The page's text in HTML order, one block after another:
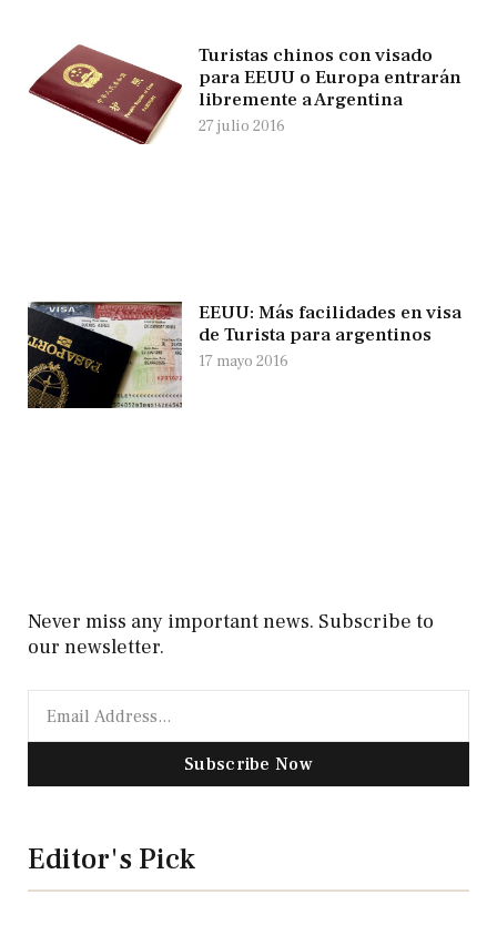
Turistas chinos con visado
para EEUU o Europa entrarán
libremente a Argentina
27 julio 2016
EEUU: Más facilidades en visa
de Turista para argentinos
17 mayo 2016
Never miss any important news. Subscribe to
our newsletter.
Subscribe Now
Editor's Pick